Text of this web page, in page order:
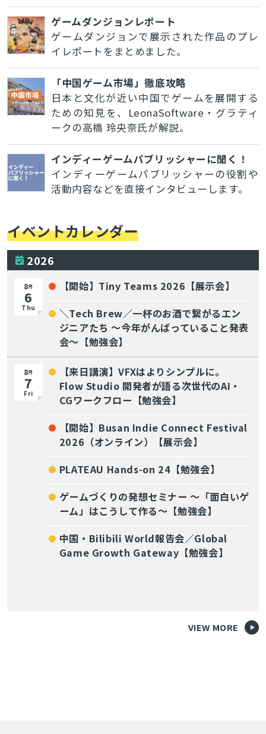
ゲームダンジョンレポート
ゲームダンジョンで展示された作品のプレ
イレポートをまとめました。
「中国ゲーム市場」徹底攻略
日本と文化が近い中国でゲームを展開する
ための知見を、LeonaSoftware・グラティ
ークの高橋 玲央奈氏が解説。
インディーゲームパブリッシャーに聞く！
インディーゲームパブリッシャーの役割や
活動内容などを直接インタビューします。
イベントカレンダー
2026
8月
6
Thu
【開始】Tiny Teams 2026【展示会】
＼Tech Brew／一杯のお酒で繋がるエン
ジニアたち 〜今年がんばっていること発表
会〜【勉強会】
8月
7
Fri
【来日講演】VFXはよりシンプルに。
Flow Studio 開発者が語る次世代のAI・
CGワークフロー【勉強会】
【開始】Busan Indie Connect Festival
2026（オンライン）【展示会】
PLATEAU Hands-on 24【勉強会】
ゲームづくりの発想セミナー ～「面白いゲ
ーム」はこうして作る～【勉強会】
中国・Bilibili World報告会／Global
Game Growth Gateway【勉強会】
VIEW MORE